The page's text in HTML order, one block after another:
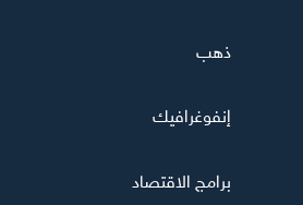
ذهب
إنفوغرافيك
برامج الاقتصاد